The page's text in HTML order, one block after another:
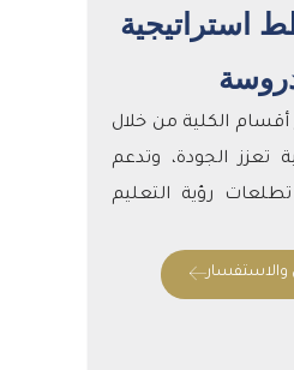
استراتيجية
الكلية من خلال
تعزز الجودة، وتدعم
تطلعات رؤية التعليم
والاستفسار